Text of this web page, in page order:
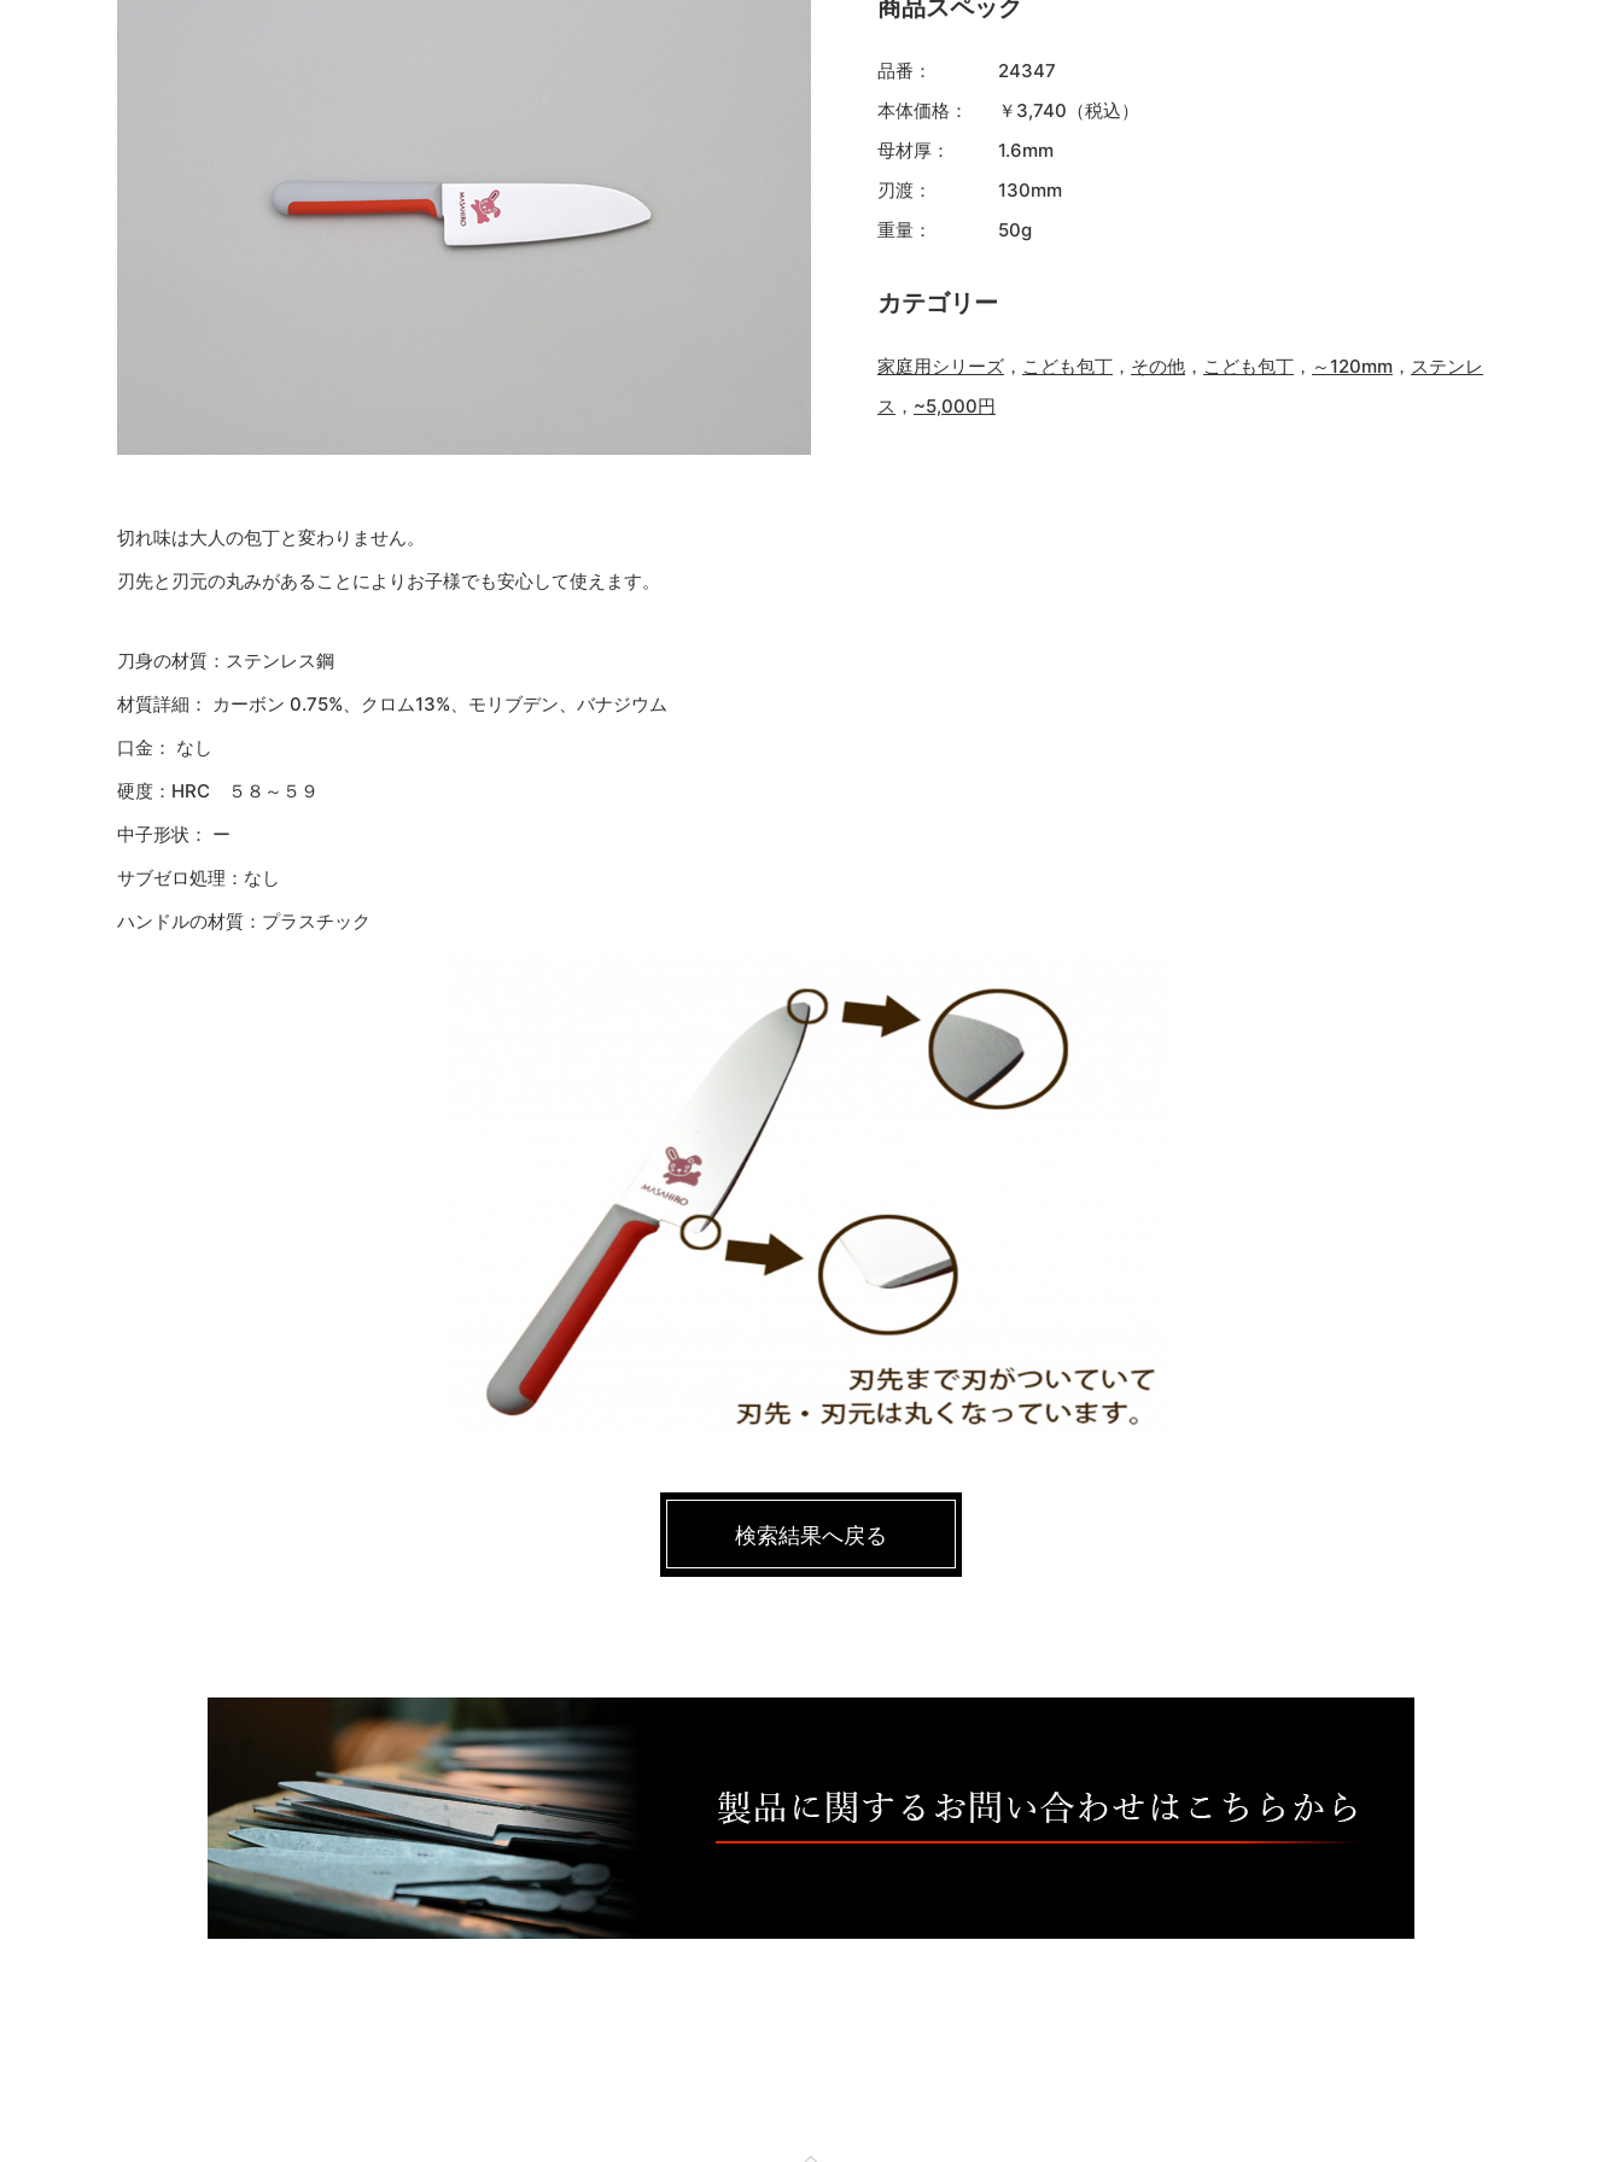
商品スペック
品番：
24347
本体価格：
￥3,740（税込）
母材厚：
1.6mm
刃渡：
130mm
重量：
50g
カテゴリー
家庭用シリーズ ， こども包丁 ， その他 ， こども包丁 ， ～120mm ， ステンレ
ス ， ~5,000円
切れ味は大人の包丁と変わりません。
刃先と刃元の丸みがあることによりお子様でも安心して使えます。
刀身の材質：ステンレス鋼
材質詳細： カーボン 0.75%、クロム13%、モリブデン、バナジウム
口金： なし
硬度：HRC ５８～５９
中子形状： ー
サブゼロ処理：なし
ハンドルの材質：プラスチック
検索結果へ戻る